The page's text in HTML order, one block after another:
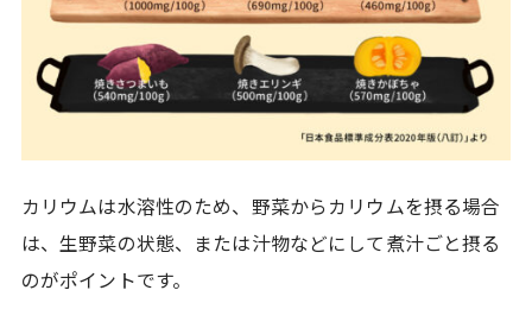
カリウムは水溶性のため、野菜からカリウムを摂る場合
は、生野菜の状態、または汁物などにして煮汁ごと摂る
のがポイントです。